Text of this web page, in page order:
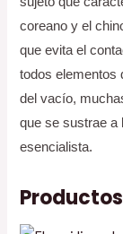
coreano y el
que evita el
todos elementos
del vacío,
que se sustrae a
esencialista.